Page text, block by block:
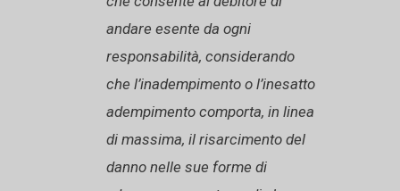
andare esente da ogni
responsabilità, considerando
che l’inadempimento o l’inesatto
adempimento comporta, in linea
di massima, il risarcimento del
danno nelle sue forme di